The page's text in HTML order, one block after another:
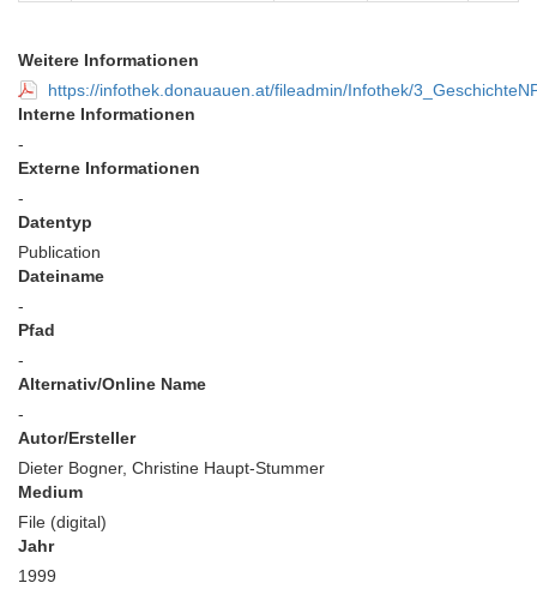
Weitere Informationen
https://infothek.donauauen.at/fileadmin/Infothek/
Interne Informationen
-
Externe Informationen
-
Datentyp
Publication
Dateiname
-
Pfad
-
Alternativ/Online Name
-
Autor/Ersteller
Dieter Bogner, Christine Haupt-Stummer
Medium
File (digital)
Jahr
1999